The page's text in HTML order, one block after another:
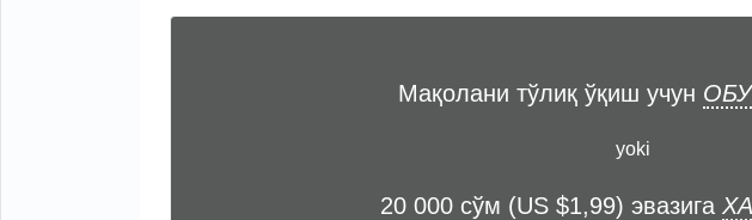
Мақолани тўлиқ ўқиш учун
yoki
20 000 сўм (US $1,99) эвазига